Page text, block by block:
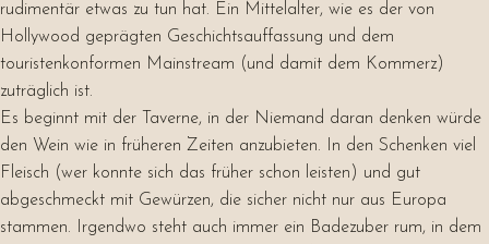
rudimentär etwas zu tun hat. Ein Mittelalter, wie es der von
Hollywood geprägten Geschichtsauffassung und dem
touristenkonformen Mainstream (und damit dem Kommerz)
zuträglich ist.
Es beginnt mit der Taverne, in der Niemand daran denken würde
den Wein wie in früheren Zeiten anzubieten. In den Schenken viel
Fleisch (wer konnte sich das früher schon leisten) und gut
abgeschmeckt mit Gewürzen, die sicher nicht nur aus Europa
stammen. Irgendwo steht auch immer ein Badezuber rum, in dem